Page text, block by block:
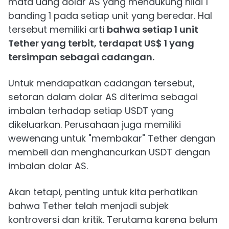
banding 1 pada setiap unit yang beredar. Hal
tersebut memiliki arti bahwa setiap 1 unit
Tether yang terbit, terdapat US$ 1 yang
tersimpan sebagai cadangan.
Untuk mendapatkan cadangan tersebut,
setoran dalam dolar AS diterima sebagai
imbalan terhadap setiap USDT yang
dikeluarkan. Perusahaan juga memiliki
wewenang untuk "membakar" Tether dengan
membeli dan menghancurkan USDT dengan
imbalan dolar AS.
Akan tetapi, penting untuk kita perhatikan
bahwa Tether telah menjadi subjek
kontroversi dan kritik. Terutama karena belum